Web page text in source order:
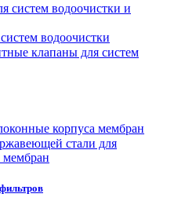
систем водоочистки и
водоочистки
клапаны для систем
корпуса мембран
стали для